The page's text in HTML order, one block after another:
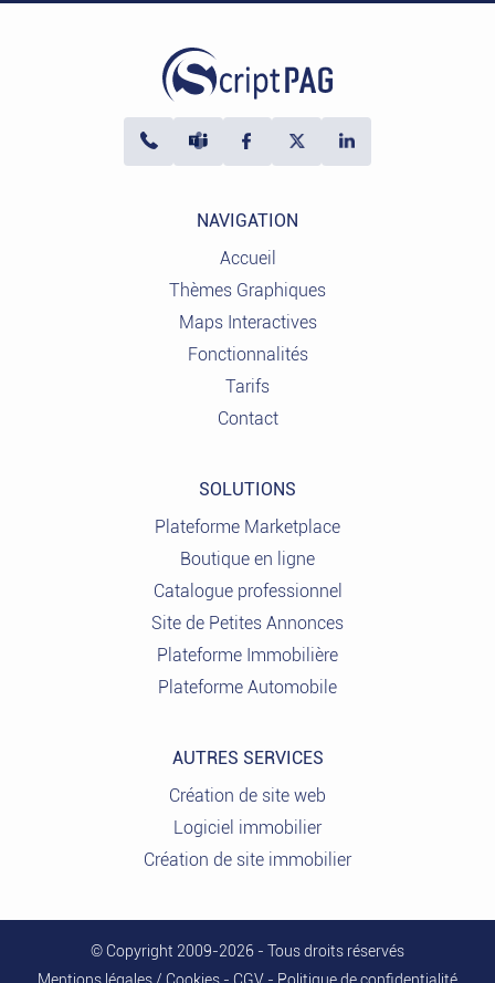
NAVIGATION
Accueil
Thèmes Graphiques
Maps Interactives
Fonctionnalités
Tarifs
Contact
SOLUTIONS
Plateforme Marketplace
Boutique en ligne
Catalogue professionnel
Site de Petites Annonces
Plateforme Immobilière
Plateforme Automobile
AUTRES SERVICES
Création de site web
Logiciel immobilier
Création de site immobilier
© Copyright 2009-2026 - Tous droits réservés